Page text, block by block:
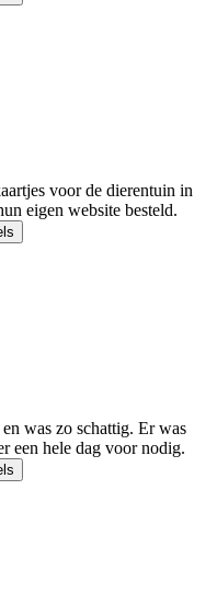
voor de dierentuin in
eigen website besteld.
was zo schattig. Er was
een hele dag voor nodig.